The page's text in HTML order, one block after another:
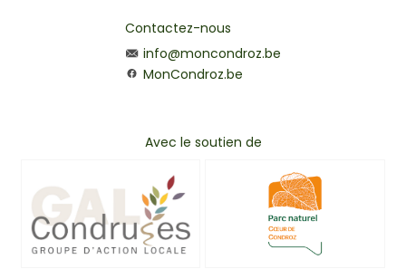
Contactez-nous
info@moncondroz.be
MonCondroz.be
Avec le soutien de